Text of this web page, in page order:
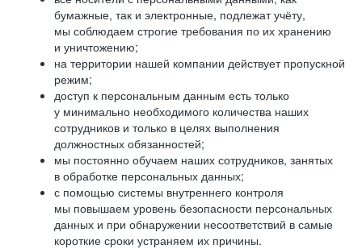
бумажные, так и электронные, подлежат учёту,
мы соблюдаем строгие требования по их хранению
и уничтожению;
на территории нашей компании действует пропускной
режим;
доступ к персональным данным есть только
у минимально необходимого количества наших
сотрудников и только в целях выполнения
должностных обязанностей;
мы постоянно обучаем наших сотрудников, занятых
в обработке персональных данных;
с помощью системы внутреннего контроля
мы повышаем уровень безопасности персональных
данных и при обнаружении несоответствий в самые
короткие сроки устраняем их причины.